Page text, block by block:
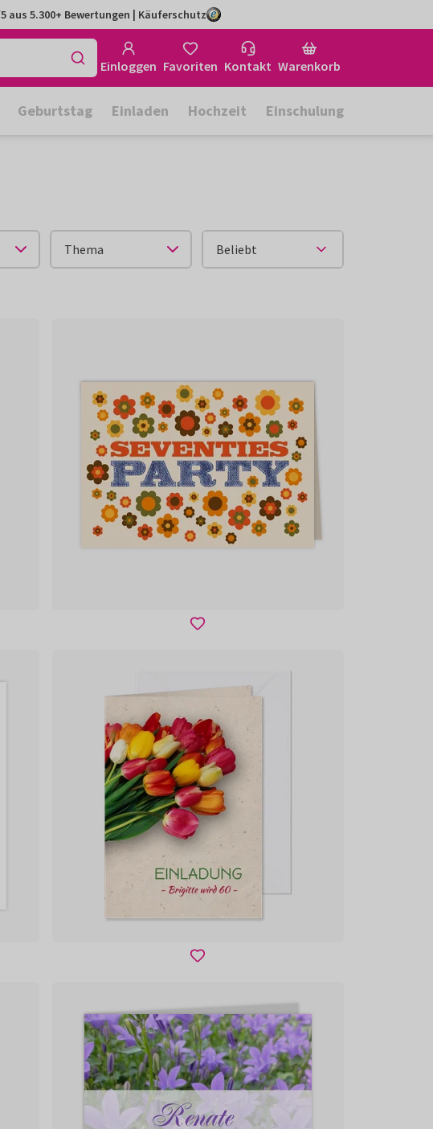
aus 5.300+ Bewertungen | Käuferschutz
Einloggen Favoriten Kontakt Warenkorb
Geburtstag Einladen Hochzeit Einschulung
Thema